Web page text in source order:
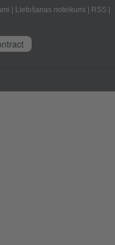
Lietošanas noteikumi RSS